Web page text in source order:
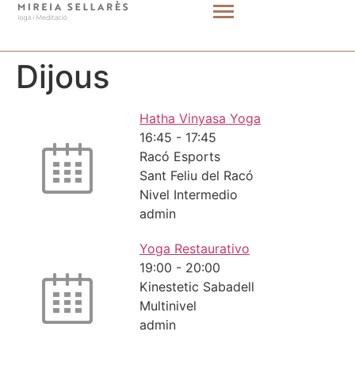
Dijous
Hatha Vinyasa Yoga
16:45 - 17:45
Racó Esports
Sant Feliu del Racó
Nivel Intermedio
admin
Yoga Restaurativo
19:00 - 20:00
Kinestetic Sabadell
Multinivel
admin